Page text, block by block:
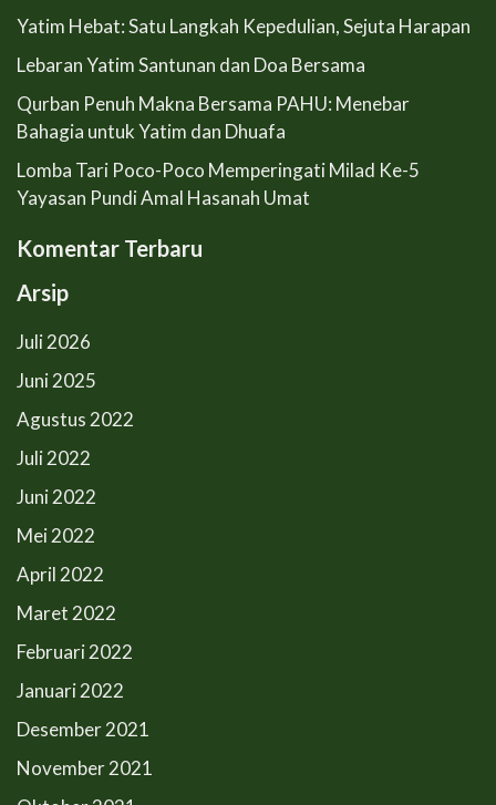
Yatim Hebat: Satu Langkah Kepedulian, Sejuta Harapan
Lebaran Yatim Santunan dan Doa Bersama
Qurban Penuh Makna Bersama PAHU: Menebar
Bahagia untuk Yatim dan Dhuafa
Lomba Tari Poco-Poco Memperingati Milad Ke-5
Yayasan Pundi Amal Hasanah Umat
Komentar Terbaru
Arsip
Juli 2026
Juni 2025
Agustus 2022
Juli 2022
Juni 2022
Mei 2022
April 2022
Maret 2022
Februari 2022
Januari 2022
Desember 2021
November 2021